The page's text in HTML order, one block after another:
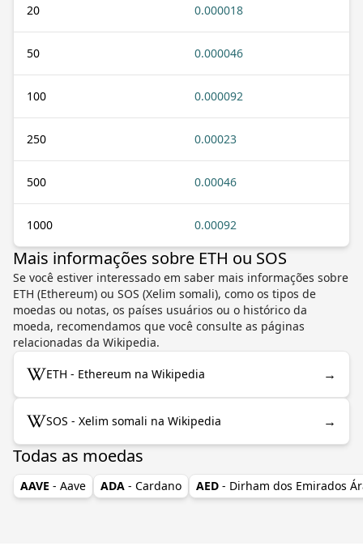
20 0.000018
50 0.000046
100 0.000092
250 0.00023
500 0.00046
1000 0.00092
Mais informações sobre ETH ou SOS
Se você estiver interessado em saber mais informações sobre
ETH (Ethereum) ou SOS (Xelim somali), como os tipos de
moedas ou notas, os países usuários ou o histórico da
moeda, recomendamos que você consulte as páginas
relacionadas da Wikipedia.
ETH - Ethereum na Wikipedia →
SOS - Xelim somali na Wikipedia →
Todas as moedas
AAVE - Aave ADA - Cardano AED - Dirham dos Emirados